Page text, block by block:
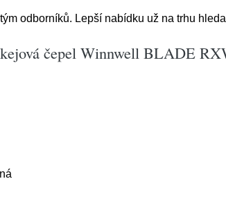
odborníků. Lepší nabídku už na trhu
čepel Winnwell BLADE